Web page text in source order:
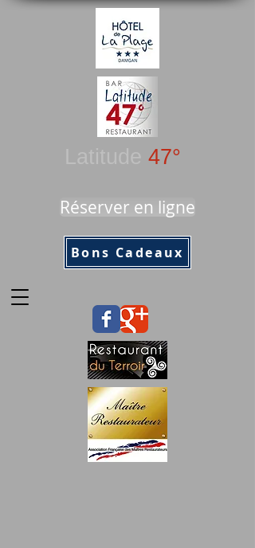
47°
Réserver en ligne
Bons Cadeaux